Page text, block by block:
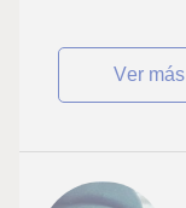
ver más